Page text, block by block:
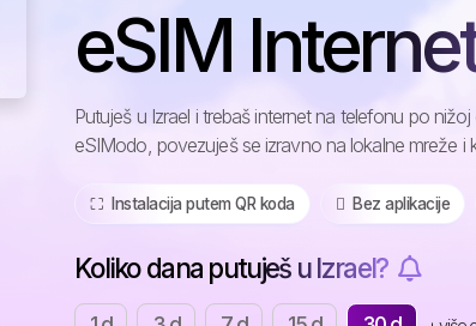
eSIM
Putuješ u Izrael i trebaš internet na telefonu po
eSIModo, povezuješ se izravno na lokalne mreže i
⛶️️ Instalacija putem QR koda ️ Bez aplikacije
Koliko dana putuješ u Izrael?